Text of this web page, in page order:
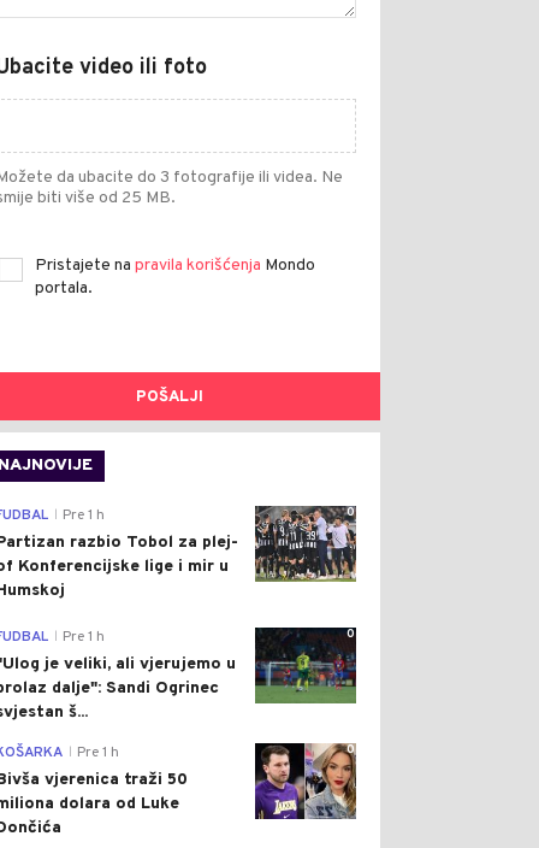
video ili foto
da ubacite do 3 fotografije ili videa. Ne
biti više od 25 MB.
Pristajete na pravila korišćenja Mondo
portala.
POŠALJI
NAJNOVIJE
0
Pre 1 h
razbio Tobol za plej-
Konferencijske lige i mir u
0
Pre 1 h
je veliki, ali vjerujemo u
dalje": Sandi Ogrinec
š...
0
Pre 1 h
vjerenica traži 50
dolara od Luke